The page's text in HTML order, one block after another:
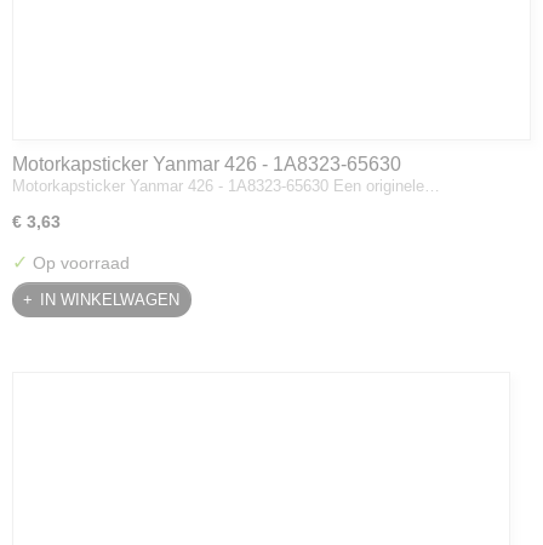
Motorkapsticker Yanmar 426 - 1A8323-65630
Motorkapsticker Yanmar 426 - 1A8323-65630 Een originele…
€ 3,63
✓ Op voorraad
IN WINKELWAGEN